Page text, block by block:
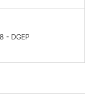
- DGEP